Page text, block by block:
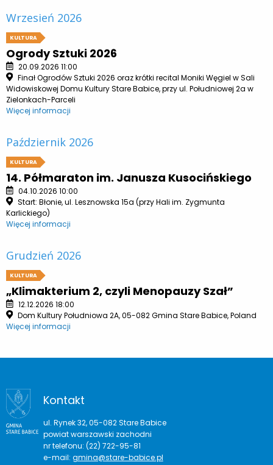
Wrzesień 2026
KULTURA
Ogrody Sztuki 2026
20.09.2026 11:00
Finał Ogrodów Sztuki 2026 oraz krótki recital Moniki Węgiel w Sali
Widowiskowej Domu Kultury Stare Babice, przy ul. Południowej 2a w
Zielonkach-Parceli
Więcej informacji
Październik 2026
KULTURA
14. Półmaraton im. Janusza Kusocińskiego
04.10.2026 10:00
Start: Błonie, ul. Lesznowska 15a (przy Hali im. Zygmunta
Karlickiego)
Więcej informacji
Grudzień 2026
KULTURA
„Klimakterium 2, czyli Menopauzy Szał”
12.12.2026 18:00
Dom Kultury Południowa 2A, 05-082 Gmina Stare Babice, Poland
Więcej informacji
Kontakt
ul. Rynek 32, 05-082 Stare Babice
powiat warszawski zachodni
nr telefonu: (22) 722-95-81
e-mail: gmina@stare-babice.pl